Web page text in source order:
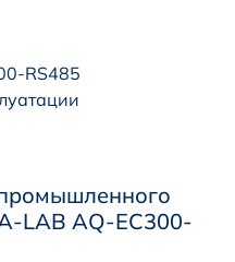
RS485
LAB AQ-EC300-